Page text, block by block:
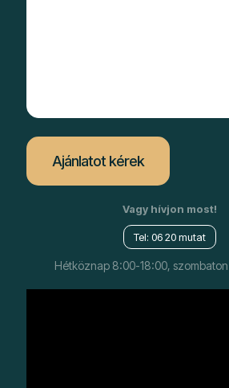
Vagy hívjon most!
Tel: 06 20 mutat
Hétköznap 8:00-18:00,